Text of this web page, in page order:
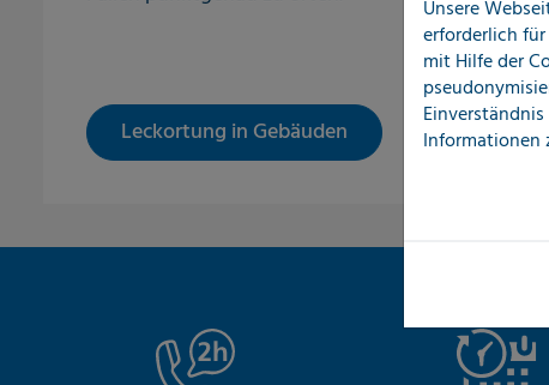
Leckortung in Gebäuden
Unsere
erforderlich
mit Hilfe der
Informationen